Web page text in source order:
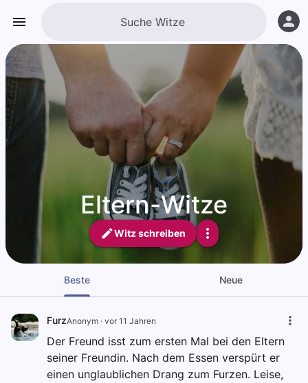
Eltern-Witze
Witz schreiben
Beste Neue
FurzAnonym · vor 11 Jahren
Der Freund isst zum ersten Mal bei den Eltern
seiner Freundin. Nach dem Essen verspürt er
einen unglaublichen Drang zum Furzen. Leise,